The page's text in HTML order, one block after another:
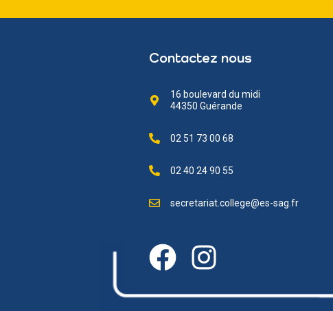
Contactez nous
16 boulevard du midi
44350 Guérande
02 51 73 00 68
02 40 24 90 55
secretariat.college@es-sag.fr